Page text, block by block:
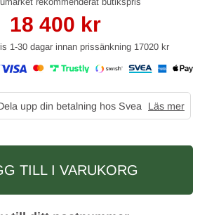
18 400 kr
1-30 dagar innan prissänkning 17020 kr
upp din betalning hos Svea Läs mer
TILL I VARUKORG